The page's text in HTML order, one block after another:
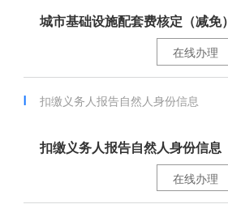
城市基础设施配套费核定（减免）
在线办理
扣缴义务人报告自然人身份信息
扣缴义务人报告自然人身份信息
在线办理